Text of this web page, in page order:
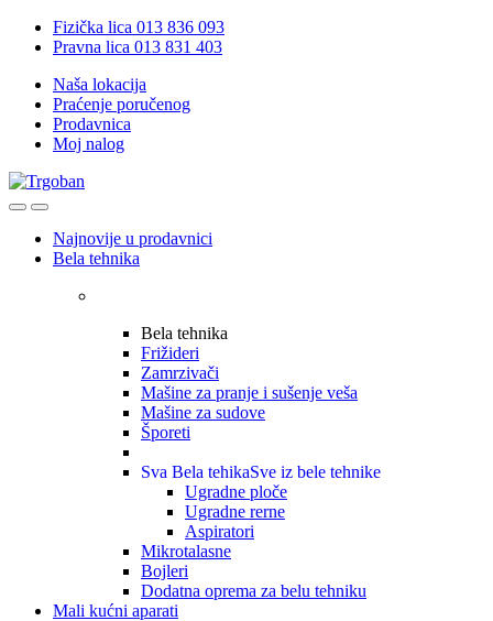
Skip
Skip
Fizička lica 013 836 093
Pravna lica 013 831 403
Naša lokacija
Praćenje poručenog
Prodavnica
Moj nalog
OpenClose
Najnovije u prodavnici
Bela tehnika
Bela tehnika
Frižideri
Zamrzivači
Mašine za pranje i sušenje veša
Mašine za sudove
Šporeti
Sva Bela tehikaSve iz bele tehnike
Ugradne ploče
Ugradne rerne
Aspiratori
Mikrotalasne
Bojleri
Dodatna oprema za belu tehniku
Mali kućni aparati